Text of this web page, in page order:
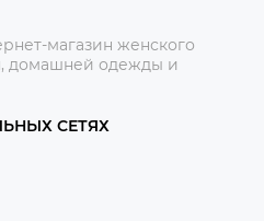
магазин женского
домашней одежды и
СЕТЯХ